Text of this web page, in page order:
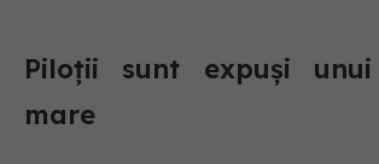
Piloții sunt expuși
mare